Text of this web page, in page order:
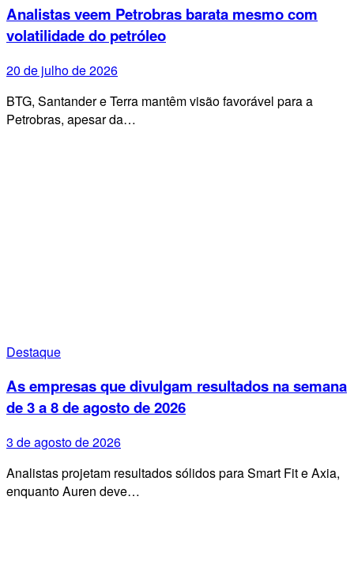
Analistas veem Petrobras barata mesmo com
volatilidade do petróleo
20 de julho de 2026
BTG, Santander e Terra mantêm visão favorável para a
Petrobras, apesar da…
Destaque
As empresas que divulgam resultados na semana
de 3 a 8 de agosto de 2026
3 de agosto de 2026
Analistas projetam resultados sólidos para Smart Fit e Axia,
enquanto Auren deve…